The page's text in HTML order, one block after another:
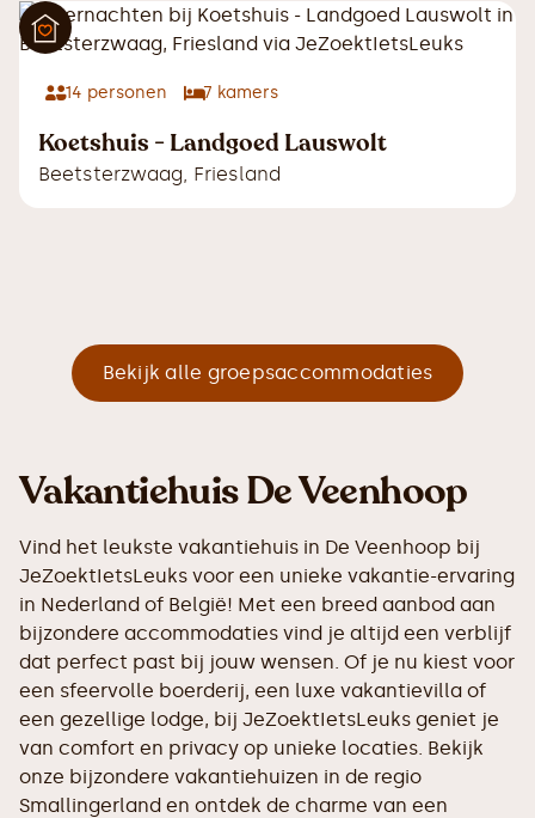
14 personen 7 kamers
Koetshuis - Landgoed Lauswolt
Beetsterzwaag, Friesland
Bekijk alle groepsaccommodaties
Vakantiehuis De Veenhoop
Vind het leukste vakantiehuis in De Veenhoop bij
JeZoektIetsLeuks voor een unieke vakantie-ervaring
in Nederland of België! Met een breed aanbod aan
bijzondere accommodaties vind je altijd een verblijf
dat perfect past bij jouw wensen. Of je nu kiest voor
een sfeervolle boerderij, een luxe vakantievilla of
een gezellige lodge, bij JeZoektIetsLeuks geniet je
van comfort en privacy op unieke locaties. Bekijk
onze bijzondere vakantiehuizen in de regio
Smallingerland en ontdek de charme van een